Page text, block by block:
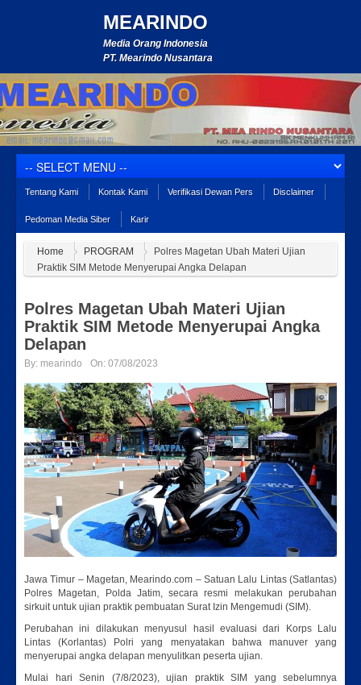
MEARINDO
Media Orang Indonesia
PT. Mearindo Nusantara
Tentang Kami Kontak Kami Verifikasi Dewan Pers Disclaimer
Pedoman Media Siber Karir
Home PROGRAM
Polres Magetan Ubah Materi Ujian
Praktik SIM Metode Menyerupai Angka Delapan
Polres Magetan Ubah Materi Ujian
Praktik SIM Metode Menyerupai Angka
Delapan
By: mearindo On: 07/08/2023
Jawa Timur – Magetan, Mearindo.com – Satuan Lalu Lintas (Satlantas)
Polres Magetan, Polda Jatim, secara resmi melakukan perubahan
sirkuit untuk ujian praktik pembuatan Surat Izin Mengemudi (SIM).
Perubahan ini dilakukan menyusul hasil evaluasi dari Korps Lalu
Lintas (Korlantas) Polri yang menyatakan bahwa manuver yang
menyerupai angka delapan menyulitkan peserta ujian.
Mulai hari Senin (7/8/2023), ujian praktik SIM yang sebelumnya